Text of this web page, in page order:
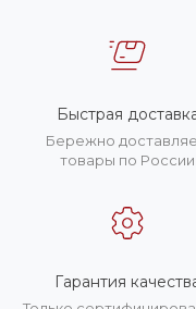
Быстрая
Бережно
товары по России
Гарантия